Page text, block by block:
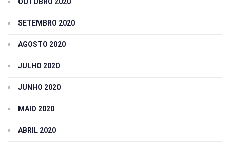
OUTUBRO 2020
SETEMBRO 2020
AGOSTO 2020
JULHO 2020
JUNHO 2020
MAIO 2020
ABRIL 2020